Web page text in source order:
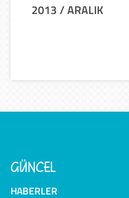
2013 / ARALIK
GÜNCEL
HABERLER